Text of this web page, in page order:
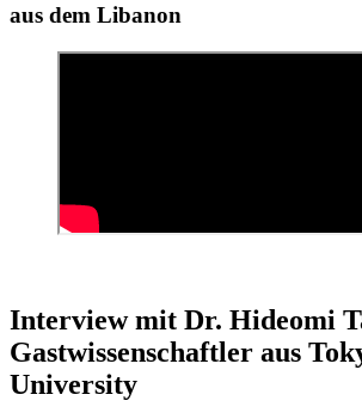
aus dem Libanon
Interview mit Dr. Hideomi
Gastwissenschaftler aus
University